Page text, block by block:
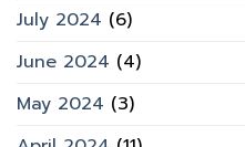
July 2024 (6)
June 2024 (4)
May 2024 (3)